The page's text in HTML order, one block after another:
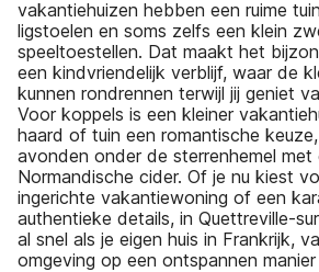
vakantiehuizen hebben een ruime
ligstoelen en soms zelfs een klein
speeltoestellen. Dat maakt het
een kindvriendelijk verblijf, waar de
kunnen rondrennen terwijl jij geniet
Voor koppels is een kleiner
haard of tuin een romantische
avonden onder de sterrenhemel met
Normandische cider. Of je nu kiest
ingerichte vakantiewoning of een
authentieke details, in Quettreville-
al snel als je eigen huis in Frankrijk,
omgeving op een ontspannen